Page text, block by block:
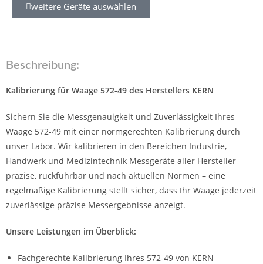
weitere Geräte auswählen
Beschreibung:
Kalibrierung für Waage 572-49 des Herstellers KERN
Sichern Sie die Messgenauigkeit und Zuverlässigkeit Ihres
Waage 572-49 mit einer normgerechten Kalibrierung durch
unser Labor. Wir kalibrieren in den Bereichen Industrie,
Handwerk und Medizintechnik Messgeräte aller Hersteller
präzise, rückführbar und nach aktuellen Normen – eine
regelmäßige Kalibrierung stellt sicher, dass Ihr Waage jederzeit
zuverlässige präzise Messergebnisse anzeigt.
Unsere Leistungen im Überblick:
Fachgerechte Kalibrierung Ihres 572-49 von KERN